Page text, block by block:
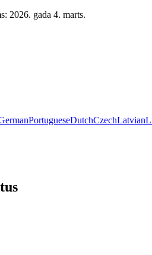
2026. gada 4. marts.
PortugueseDutchCzechLatvian